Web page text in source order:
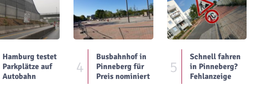
Hamburg testet
Parkplätze auf
Autobahn
4
Busbahnhof in
Pinneberg für
Preis nominiert
5
Schnell fahren
in Pinneberg?
Fehlanzeige